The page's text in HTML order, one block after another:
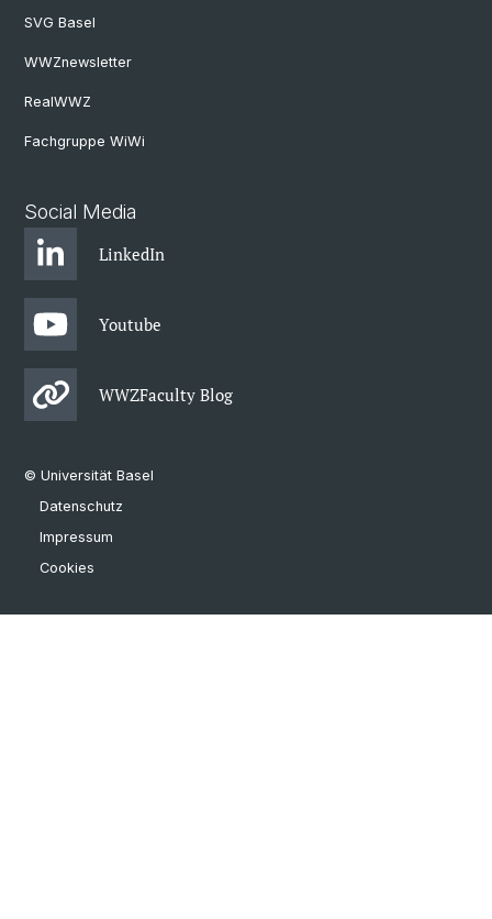
SVG Basel
WWZnewsletter
RealWWZ
Fachgruppe WiWi
Social Media
LinkedIn
Youtube
WWZFaculty Blog
© Universität Basel
Datenschutz
Impressum
Cookies